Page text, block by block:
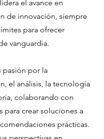
el avance en
de innovación, siempre
para ofrecer
vanguardia.
pasión por la
el análisis, la tecnología
colaborando con
para crear soluciones a
prácticas.